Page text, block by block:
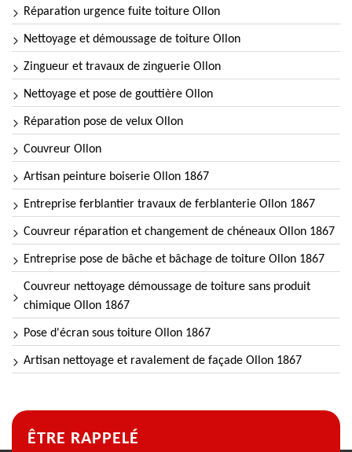
Réparation urgence fuite toiture Ollon
Nettoyage et démoussage de toiture Ollon
Zingueur et travaux de zinguerie Ollon
Nettoyage et pose de gouttière Ollon
Réparation pose de velux Ollon
Couvreur Ollon
Artisan peinture boiserie Ollon 1867
Entreprise ferblantier travaux de ferblanterie Ollon 1867
Couvreur réparation et changement de chéneaux Ollon 1867
Entreprise pose de bâche et bâchage de toiture Ollon 1867
Couvreur nettoyage démoussage de toiture sans produit
chimique Ollon 1867
Pose d'écran sous toiture Ollon 1867
Artisan nettoyage et ravalement de façade Ollon 1867
ÊTRE RAPPELÉ